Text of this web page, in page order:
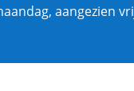
aangezien